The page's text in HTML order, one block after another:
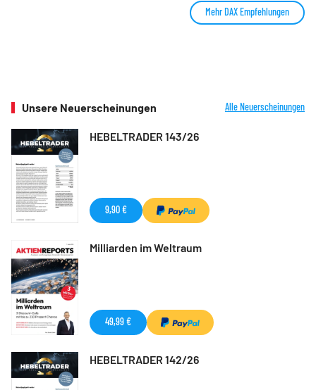
Mehr DAX Empfehlungen
Unsere Neuerscheinungen Alle Neuerscheinungen
HEBELTRADER 143/26
9,90 €
Milliarden im Weltraum
49,99 €
HEBELTRADER 142/26